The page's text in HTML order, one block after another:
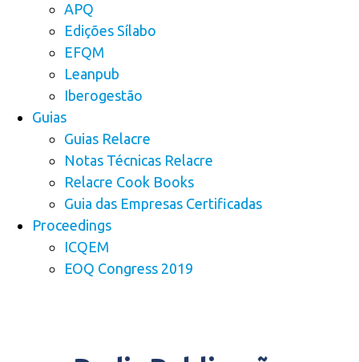
APQ
Edições Sílabo
EFQM
Leanpub
Iberogestão
Guias
Guias Relacre
Notas Técnicas Relacre
Relacre Cook Books
Guia das Empresas Certificadas
Proceedings
ICQEM
EOQ Congress 2019